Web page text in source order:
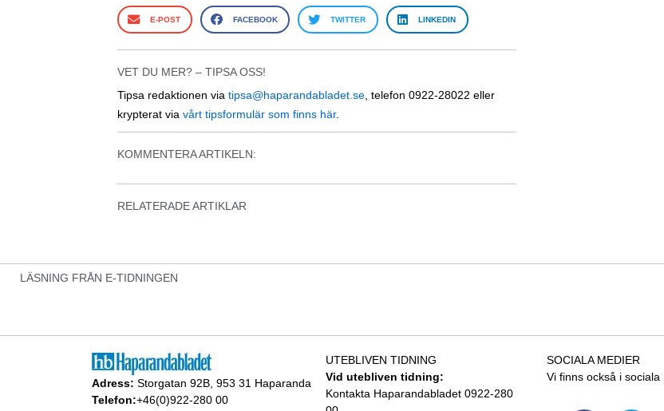
E-POST FACEBOOK TWITTER LINKEDIN
VET DU MER? – TIPSA OSS!
Tipsa redaktionen via tipsa@haparandabladet.se , telefon 0922-28022 eller
krypterat via vårt tipsformulär som finns här.
KOMMENTERA ARTIKELN:
RELATERADE ARTIKLAR
LÄSNING FRÅN E-TIDNINGEN
Adress: Storgatan 92B, 953 31 Haparanda
Telefon:+46(0)922-280 00
UTEBLIVEN TIDNING
Vid utebliven tidning:
Kontakta Haparandabladet 0922-280
SOCIALA MEDIER
Vi finns också i sociala